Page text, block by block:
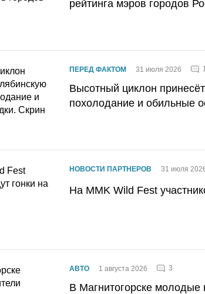
рейтинга мэров городов
ПЕРЕД ФАКТОМ 31 июля 2026
Высотный циклон
похолодание и обильные
НОВОСТИ ПАРТНЕРОВ 31 июля
На MMK Wild Fest
АВТО 1 августа 2026 3
В Магнитогорске молодые